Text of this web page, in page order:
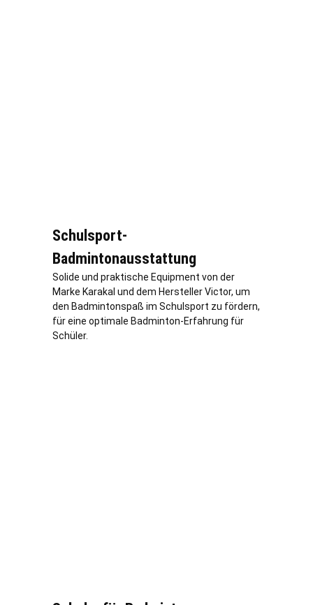
Schulsport-
Badmintonausstattung
Solide und praktische Equipment von der
Marke Karakal und dem Hersteller Victor, um
den Badmintonspaß im Schulsport zu fördern,
für eine optimale Badminton-Erfahrung für
Schüler.